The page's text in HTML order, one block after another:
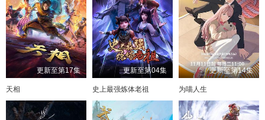
更新至第17集
天相
更新至第04集
史上最强炼体老祖
更新至第14集
为喵人生